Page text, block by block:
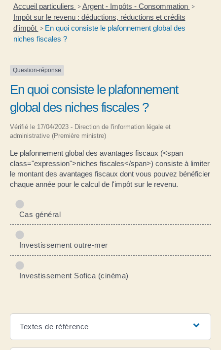
Accueil particuliers > Argent - Impôts - Consommation >
Impôt sur le revenu : déductions, réductions et crédits
d'impôt > En quoi consiste le plafonnement global des
niches fiscales ?
Question-réponse
En quoi consiste le plafonnement
global des niches fiscales ?
Vérifié le 17/04/2023 - Direction de l'information légale et
administrative (Première ministre)
Le plafonnement global des avantages fiscaux (<span
class="expression">niches fiscales</span>) consiste à limiter
le montant des avantages fiscaux dont vous pouvez bénéficier
chaque année pour le calcul de l'impôt sur le revenu.
Cas général
Investissement outre-mer
Investissement Sofica (cinéma)
Textes de référence